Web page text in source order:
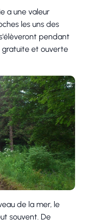
a une valeur
les uns des
pendant
gratuite et ouverte
de la mer, le
souvent. De